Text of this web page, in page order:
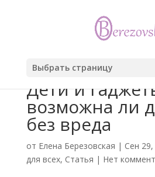
Выбрать страницу
Дети и
возможна ли
без вреда
от Елена Березовская | Сен
для всех, Статья | Нет